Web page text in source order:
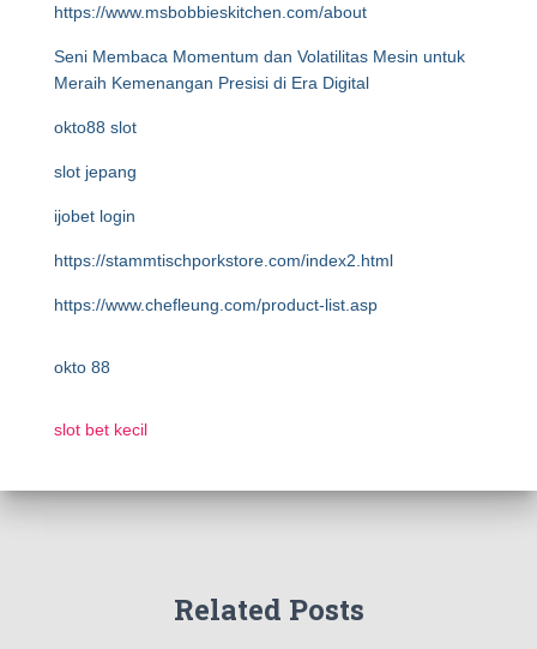
https://www.msbobbieskitchen.com/about
Seni Membaca Momentum dan Volatilitas Mesin untuk
Meraih Kemenangan Presisi di Era Digital
okto88 slot
slot jepang
ijobet login
https://stammtischporkstore.com/index2.html
https://www.chefleung.com/product-list.asp
okto 88
slot bet kecil
Related Posts